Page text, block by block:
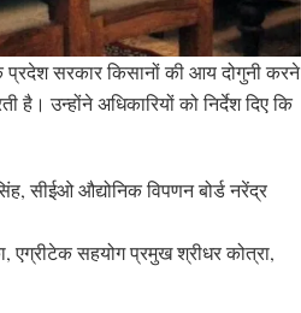
प्रदेश सरकार किसानों की आय दोगुनी करने
है। उन्होंने अधिकारियों को निर्देश दिए कि
सीईओ औद्योनिक विपणन बोर्ड नरेंद्र
एग्रीटेक सहयोग प्रमुख श्रीधर कोत्रा,